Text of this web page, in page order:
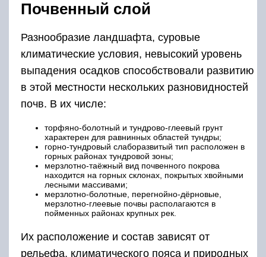
Почвенный слой
Разнообразие ландшафта, суровые
климатические условия, невысокий уровень
выпадения осадков способствовали развитию
в этой местности нескольких разновидностей
почв. В их числе:
торфяно-болотный и тундрово-глеевый грунт
характерен для равнинных областей тундры;
горно-тундровый слаборазвитый тип расположен в
горных районах тундровой зоны;
мерзлотно-таёжный вид почвенного покрова
находится на горных склонах, покрытых хвойными
лесными массивами;
мерзлотно-болотные, перегнойно-дёрновые,
мерзлотно-глеевые почвы располагаются в
пойменных районах крупных рек.
Их расположение и состав зависят от
рельефа, климатического пояса и природных